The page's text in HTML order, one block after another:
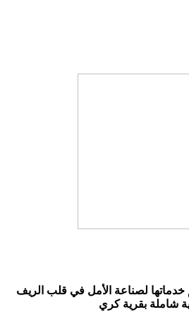
لصناعة الأمل في قلب الريف
شاملة بقرية كري